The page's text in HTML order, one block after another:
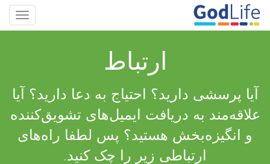
ارتباط
آیا پرسشی دارید؟ احتیاج به دعا دارید؟ آیا
علاقه‌مند به دریافت ایمیل‌های تشویق‌کننده
و انگیزه‌بخش هستید؟ پس لطفا راه‌های
ارتباطی زیر را چک کنید.